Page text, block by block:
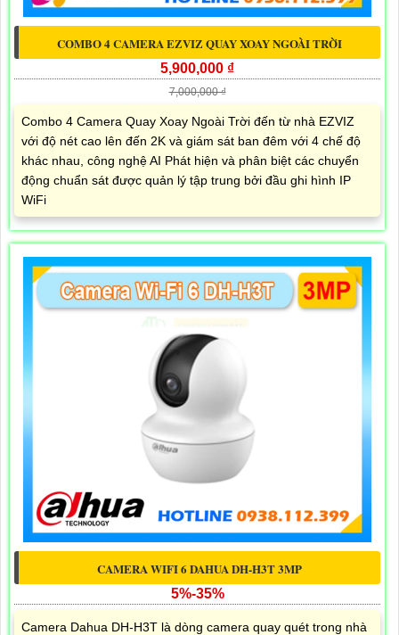
COMBO 4 CAMERA EZVIZ QUAY XOAY NGOÀI TRỜI
5,900,000 ₫
7,000,000 ₫
Combo 4 Camera Quay Xoay Ngoài Trời đến từ nhà EZVIZ
với độ nét cao lên đến 2K và giám sát ban đêm với 4 chế độ
khác nhau, công nghệ AI Phát hiện và phân biệt các chuyển
động chuẩn sát được quản lý tập trung bởi đầu ghi hình IP
WiFi
CAMERA WIFI 6 DAHUA DH-H3T 3MP
5%-35%
Camera Dahua DH-H3T là dòng camera quay quét trong nhà